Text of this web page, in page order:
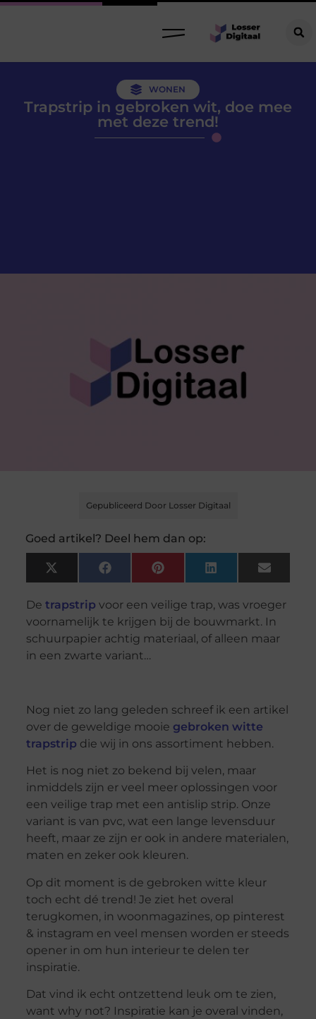
WONEN
Trapstrip in gebroken wit, doe mee
met deze trend!
Gepubliceerd Door Losser Digitaal
Goed artikel? Deel hem dan op:
X
(Twitter)
FacebookPinterest LinkedIn Email
De trapstrip voor een veilige trap, was vroeger
voornamelijk te krijgen bij de bouwmarkt. In
schuurpapier achtig materiaal, of alleen maar
in een zwarte variant…
Nog niet zo lang geleden schreef ik een artikel
over de geweldige mooie gebroken witte
trapstrip die wij in ons assortiment hebben.
Het is nog niet zo bekend bij velen, maar
inmiddels zijn er veel meer oplossingen voor
een veilige trap met een antislip strip. Onze
variant is van pvc, wat een lange levensduur
heeft, maar ze zijn er ook in andere materialen,
maten en zeker ook kleuren.
Op dit moment is de gebroken witte kleur
toch echt dé trend! Je ziet het overal
terugkomen, in woonmagazines, op pinterest
& instagram en veel mensen worden er steeds
opener in om hun interieur te delen ter
inspiratie.
Dat vind ik echt ontzettend leuk om te zien,
want why not? Inspiratie kan je overal vinden,